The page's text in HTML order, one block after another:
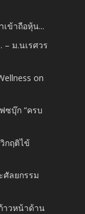
ข้าถือหุ้น...
– ม.นเรศวร
on
ซบุ๊ก “ครบ
กฤติไข้
ศัลยกรรม
าวหน้าด้าน